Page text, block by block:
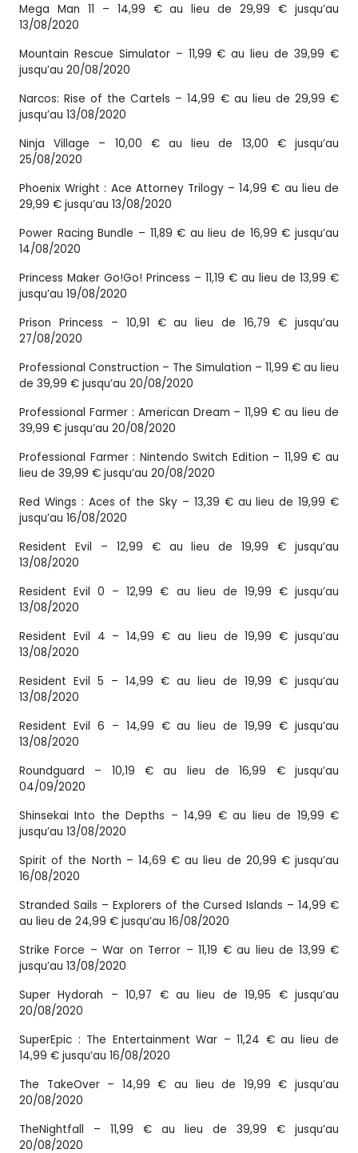
Mega Man 11 – 14,99 € au lieu de 29,99 € jusqu’au
13/08/2020
Mountain Rescue Simulator – 11,99 € au lieu de 39,99 €
jusqu’au 20/08/2020
Narcos: Rise of the Cartels – 14,99 € au lieu de 29,99 €
jusqu’au 13/08/2020
Ninja Village – 10,00 € au lieu de 13,00 € jusqu’au
25/08/2020
Phoenix Wright : Ace Attorney Trilogy – 14,99 € au lieu de
29,99 € jusqu’au 13/08/2020
Power Racing Bundle – 11,89 € au lieu de 16,99 € jusqu’au
14/08/2020
Princess Maker Go!Go! Princess – 11,19 € au lieu de 13,99 €
jusqu’au 19/08/2020
Prison Princess – 10,91 € au lieu de 16,79 € jusqu’au
27/08/2020
Professional Construction – The Simulation – 11,99 € au lieu
de 39,99 € jusqu’au 20/08/2020
Professional Farmer : American Dream – 11,99 € au lieu de
39,99 € jusqu’au 20/08/2020
Professional Farmer : Nintendo Switch Edition – 11,99 € au
lieu de 39,99 € jusqu’au 20/08/2020
Red Wings : Aces of the Sky – 13,39 € au lieu de 19,99 €
jusqu’au 16/08/2020
Resident Evil – 12,99 € au lieu de 19,99 € jusqu’au
13/08/2020
Resident Evil 0 – 12,99 € au lieu de 19,99 € jusqu’au
13/08/2020
Resident Evil 4 – 14,99 € au lieu de 19,99 € jusqu’au
13/08/2020
Resident Evil 5 – 14,99 € au lieu de 19,99 € jusqu’au
13/08/2020
Resident Evil 6 – 14,99 € au lieu de 19,99 € jusqu’au
13/08/2020
Roundguard – 10,19 € au lieu de 16,99 € jusqu’au
04/09/2020
Shinsekai Into the Depths – 14,99 € au lieu de 19,99 €
jusqu’au 13/08/2020
Spirit of the North – 14,69 € au lieu de 20,99 € jusqu’au
16/08/2020
Stranded Sails – Explorers of the Cursed Islands – 14,99 €
au lieu de 24,99 € jusqu’au 16/08/2020
Strike Force – War on Terror – 11,19 € au lieu de 13,99 €
jusqu’au 13/08/2020
Super Hydorah – 10,97 € au lieu de 19,95 € jusqu’au
20/08/2020
SuperEpic : The Entertainment War – 11,24 € au lieu de
14,99 € jusqu’au 16/08/2020
The TakeOver – 14,99 € au lieu de 19,99 € jusqu’au
20/08/2020
TheNightfall – 11,99 € au lieu de 39,99 € jusqu’au
20/08/2020